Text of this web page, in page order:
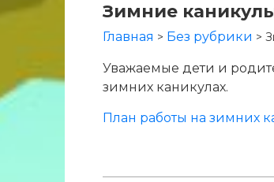
Зимние
Главная > Без рубрики >
Уважаемые дети и
зимних каникулах.
План работы на зимних